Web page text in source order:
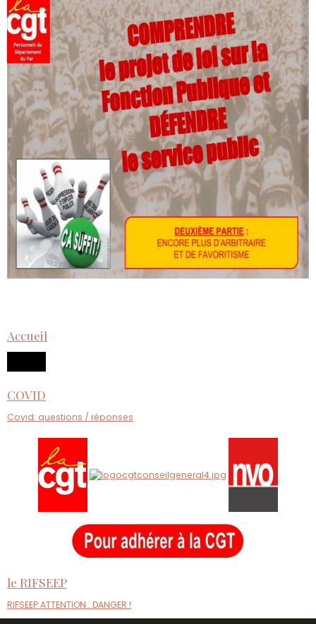
Accueil
COVID
Covid: questions / réponses
le RIFSEEP
RIFSEEP ATTENTION : DANGER !